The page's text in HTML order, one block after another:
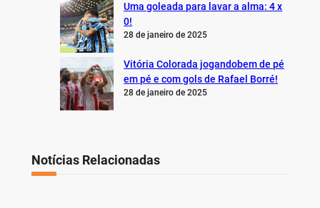
Uma goleada para lavar a alma: 4 x
0!
28 de janeiro de 2025
Vitória Colorada jogandobem de pé
em pé e com gols de Rafael Borré!
28 de janeiro de 2025
Notícias Relacionadas